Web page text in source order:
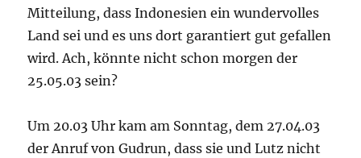
Mitteilung, dass Indonesien ein wundervolles
Land sei und es uns dort garantiert gut gefallen
wird. Ach, könnte nicht schon morgen der
25.05.03 sein?
Um 20.03 Uhr kam am Sonntag, dem 27.04.03
der Anruf von Gudrun, dass sie und Lutz nicht